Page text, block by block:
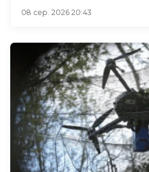
08 сер. 2026 20:43